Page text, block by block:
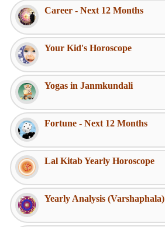
Career - Next 12 Months
Your Kid's Horoscope
Yogas in Janmkundali
Fortune - Next 12 Months
Lal Kitab Yearly Horoscope
Yearly Analysis (Varshaphala)